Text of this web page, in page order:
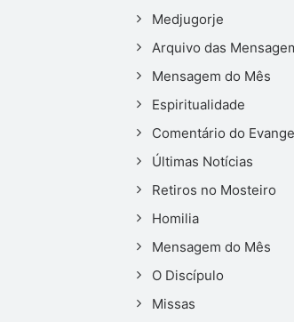
Medjugorje
Arquivo das
Mensagem do Mês
Espiritualidade
Comentário do
Últimas Notícias
Retiros no Mosteiro
Homilia
Mensagem do Mês
O Discípulo
Missas